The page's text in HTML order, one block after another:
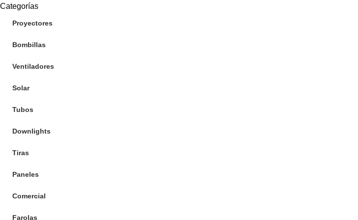
Categorías
Proyectores
Bombillas
Ventiladores
Solar
Tubos
Downlights
Tiras
Paneles
Comercial
Farolas